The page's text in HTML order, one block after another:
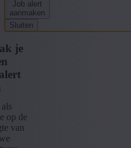
Job alert
aanmaken
Sluiten
je
op de
van